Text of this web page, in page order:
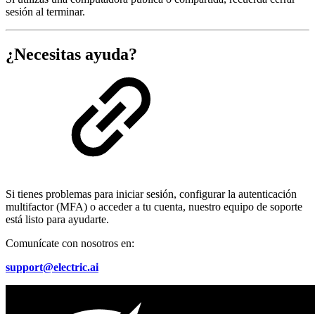
sesión al terminar.
¿Necesitas ayuda?
Si tienes problemas para iniciar sesión, configurar la autenticación
multifactor (MFA) o acceder a tu cuenta, nuestro equipo de soporte
está listo para ayudarte.
Comunícate con nosotros en:
support@electric.ai